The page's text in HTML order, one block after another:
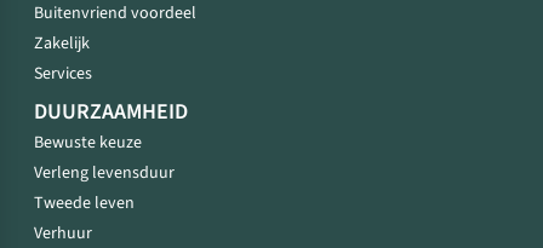
Buitenvriend voordeel
Zakelijk
Services
DUURZAAMHEID
Bewuste keuze
Verleng levensduur
Tweede leven
Verhuur